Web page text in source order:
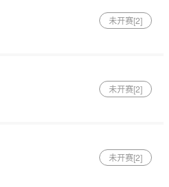
未开赛[2]
未开赛[2]
未开赛[2]